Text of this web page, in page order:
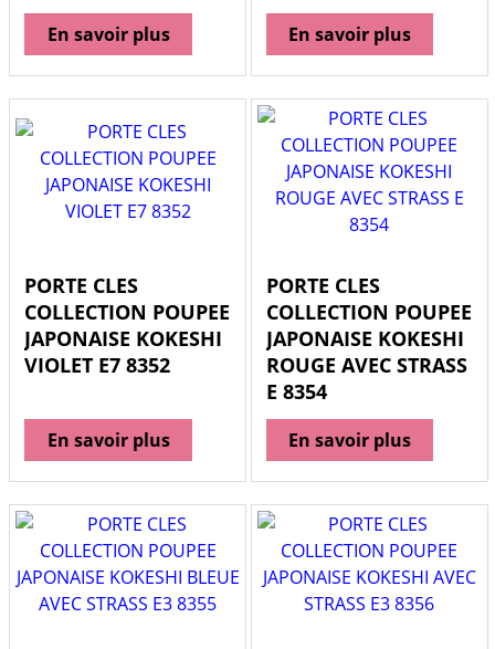
En savoir plus En savoir plus
PORTE CLES
COLLECTION POUPEE
JAPONAISE KOKESHI
VIOLET E7 8352
En savoir plus
PORTE CLES
COLLECTION POUPEE
JAPONAISE KOKESHI
ROUGE AVEC STRASS
E 8354
En savoir plus